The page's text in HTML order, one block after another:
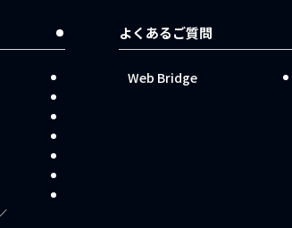
よくあるご質問
Web Bridge